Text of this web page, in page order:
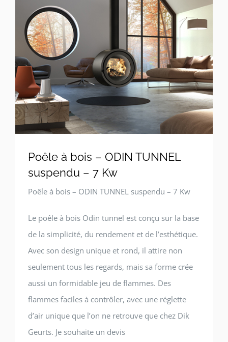
Poêle à bois – ODIN TUNNEL
suspendu – 7 Kw
Poêle à bois – ODIN TUNNEL suspendu – 7 Kw
Le poêle à bois Odin tunnel est conçu sur la base
de la simplicité, du rendement et de l’esthétique.
Avec son design unique et rond, il attire non
seulement tous les regards, mais sa forme crée
aussi un formidable jeu de flammes. Des
flammes faciles à contrôler, avec une réglette
d’air unique que l’on ne retrouve que chez Dik
Geurts. Je souhaite un devis